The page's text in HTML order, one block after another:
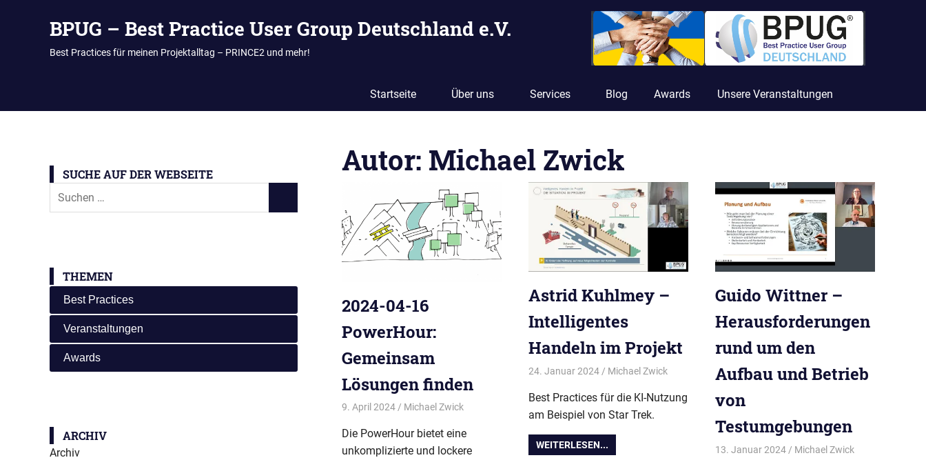
BPUG – Best Practice User Group Deutschland e.V.
Best Practices für meinen Projektalltag – PRINCE2 und mehr!
Startseite Über uns Services Blog Awards Unsere Veranstaltungen
Autor: Michael Zwick
2024-04-16
PowerHour:
Gemeinsam
Lösungen finden
9. April 2024 Michael ZwickAllgemein
Die PowerHour bietet eine
unkomplizierte und lockere
Astrid Kuhlmey –
Intelligentes
Handeln im Projekt
24. Januar 2024 Michael ZwickBPUG-Symposium-2024
Best Practices für die KI-Nutzung
am Beispiel von Star Trek.
WEITERLESEN...
Guido Wittner –
Herausforderungen
rund um den
Aufbau und Betrieb
von
Testumgebungen
13. Januar 2024 Michael ZwickBPUG-
SUCHE AUF DER WEBSEITE
Suchen
THEMEN
Best Practices
Veranstaltungen
Awards
ARCHIV
Archiv